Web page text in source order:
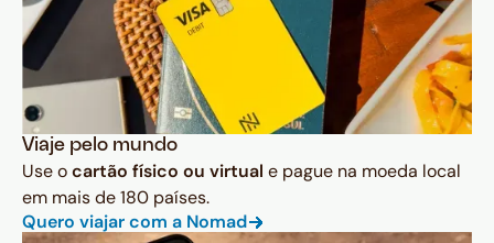
Viaje pelo mundo
Use ocartão físico ou virtual e pague na moeda local
em mais de 180 países.
Quero viajar com a Nomad